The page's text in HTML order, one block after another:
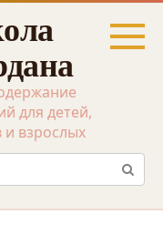
для детей,
и взрослых